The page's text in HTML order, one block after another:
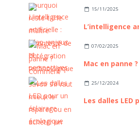
15/11/2025
07/02/2025
25/12/2024